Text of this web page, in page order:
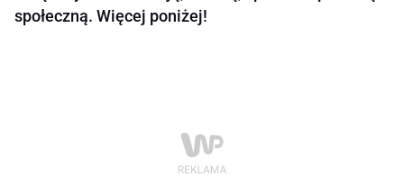
społeczną. Więcej poniżej!